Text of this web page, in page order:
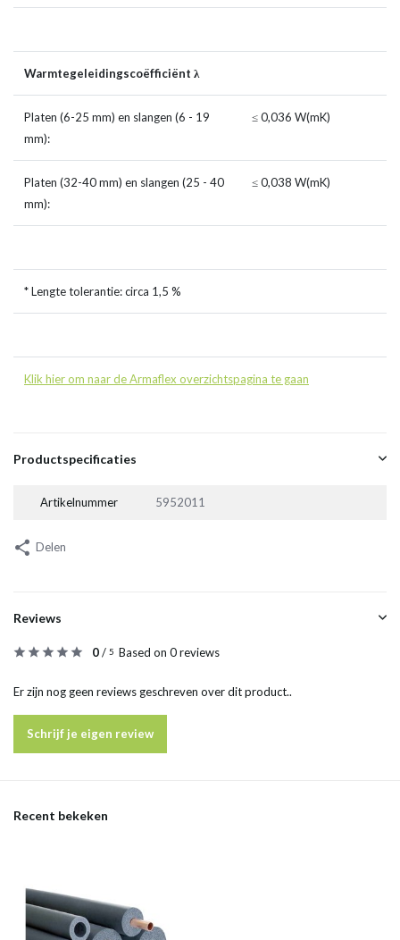
Warmtegeleidingscoëfficiënt λ
Platen (6-25 mm) en slangen (6 - 19
mm):
≤ 0,036 W(mK)
Platen (32-40 mm) en slangen (25 - 40
mm):
≤ 0,038 W(mK)
* Lengte tolerantie: circa 1,5 %
Klik hier om naar de Armaflex overzichtspagina te gaan
Productspecificaties
Artikelnummer 5952011
Delen
Reviews
0/ 5 Based on 0 reviews
Er zijn nog geen reviews geschreven over dit product..
Schrijf je eigen review
Recent bekeken